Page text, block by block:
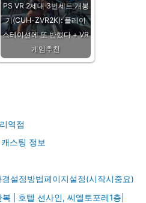
PS VR 2세대 3번세트 개봉
기(CUH-ZVR2K): 플레이
스테이션에 또 반했다 + VR
게임추천
역점
스팅 정보
설정방법페이지설정(시작시중요)
| 호텔 션사인, 씨엘토포레1층|